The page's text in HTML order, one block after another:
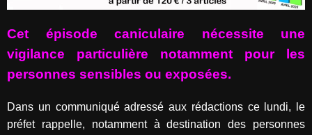
Cet épisode caniculaire nécessite une
vigilance particulière notamment pour les
personnes sensibles ou exposées.
Dans un communiqué adressé aux rédactions ce lundi, le
préfet rappelle, notamment à destination des personnes